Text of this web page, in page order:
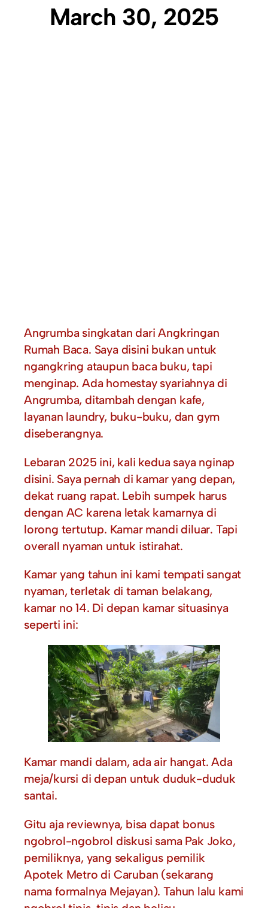
March 30, 2025
Angrumba singkatan dari Angkringan
Rumah Baca. Saya disini bukan untuk
ngangkring ataupun baca buku, tapi
menginap. Ada homestay syariahnya di
Angrumba, ditambah dengan kafe,
layanan laundry, buku-buku, dan gym
diseberangnya.
Lebaran 2025 ini, kali kedua saya nginap
disini. Saya pernah di kamar yang depan,
dekat ruang rapat. Lebih sumpek harus
dengan AC karena letak kamarnya di
lorong tertutup. Kamar mandi diluar. Tapi
overall nyaman untuk istirahat.
Kamar yang tahun ini kami tempati sangat
nyaman, terletak di taman belakang,
kamar no 14. Di depan kamar situasinya
seperti ini:
Kamar mandi dalam, ada air hangat. Ada
meja/kursi di depan untuk duduk-duduk
santai.
Gitu aja reviewnya, bisa dapat bonus
ngobrol-ngobrol diskusi sama Pak Joko,
pemiliknya, yang sekaligus pemilik
Apotek Metro di Caruban (sekarang
nama formalnya Mejayan). Tahun lalu kami